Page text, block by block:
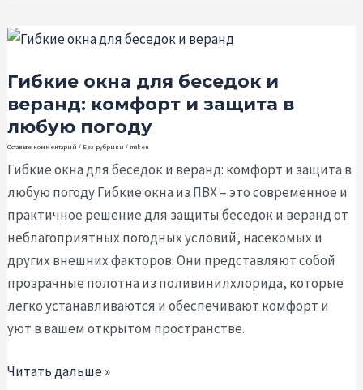
Гибкие окна для беседок и
веранд: комфорт и защита в
любую погоду
Оставьте комментарий / Без рубрики / maken
Гибкие окна для беседок и веранд: комфорт и защита в
любую погоду Гибкие окна из ПВХ – это современное и
практичное решение для защиты беседок и веранд от
неблагоприятных погодных условий, насекомых и
других внешних факторов. Они представляют собой
прозрачные полотна из поливинилхлорида, которые
легко устанавливаются и обеспечивают комфорт и
уют в вашем открытом пространстве.
Гибкие
для
беседок
и
веранд:
комфорт
и
защита
в
любую
погоду
Читать дальше »